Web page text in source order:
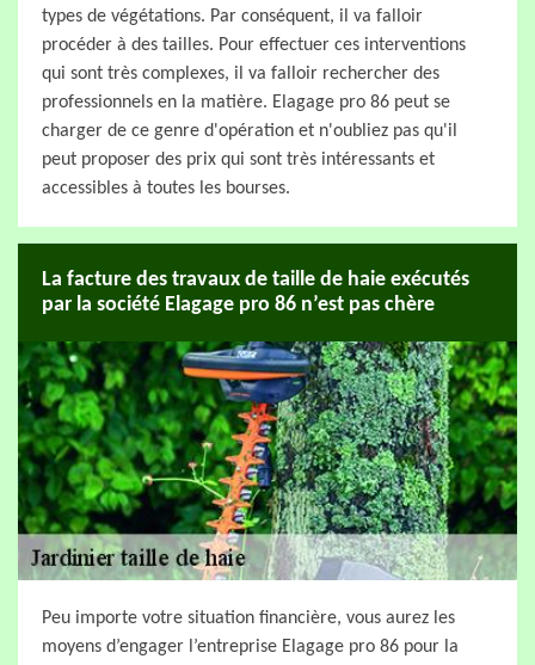
types de végétations. Par conséquent, il va falloir
procéder à des tailles. Pour effectuer ces interventions
qui sont très complexes, il va falloir rechercher des
professionnels en la matière. Elagage pro 86 peut se
charger de ce genre d'opération et n'oubliez pas qu'il
peut proposer des prix qui sont très intéressants et
accessibles à toutes les bourses.
La facture des travaux de taille de haie exécutés
par la société Elagage pro 86 n’est pas chère
Peu importe votre situation financière, vous aurez les
moyens d’engager l’entreprise Elagage pro 86 pour la